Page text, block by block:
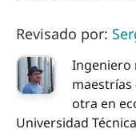
Revisado por:
Ingeniero
maestrías
otra en
Universidad